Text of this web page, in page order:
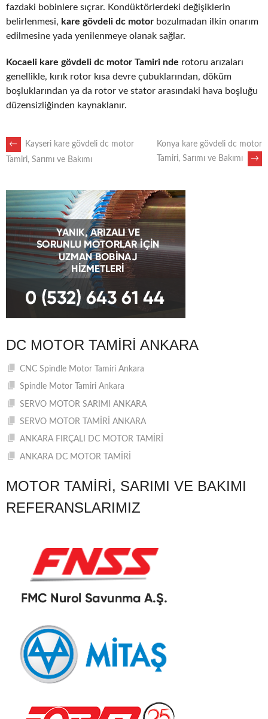
fazdaki bobinlere sıçrar. Kondüktörlerdeki değişiklerin
belirlenmesi, kare gövdeli dc motor bozulmadan ilkin onarım
edilmesine yada yenilenmeye olanak sağlar.
Kocaeli kare gövdeli dc motor Tamiri nde rotoru arızaları
genellikle, kırık rotor kısa devre çubuklarından, döküm
boşluklarından ya da rotor ve stator arasındaki hava boşluğu
düzensizliğinden kaynaklanır.
POST
NAVIGATION
←
Kayseri kare gövdeli dc motor
Tamiri, Sarımı ve Bakımı
Konya kare gövdeli dc motor
Tamiri, Sarımı ve Bakımı
→
DC MOTOR TAMIRI ANKARA
CNC Spindle Motor Tamiri Ankara
Spindle Motor Tamiri Ankara
SERVO MOTOR SARIMI ANKARA
SERVO MOTOR TAMİRİ ANKARA
ANKARA FIRÇALI DC MOTOR TAMİRİ
ANKARA DC MOTOR TAMİRİ
MOTOR TAMIRI, SARIMI VE BAKIMI
REFERANSLARIMIZ